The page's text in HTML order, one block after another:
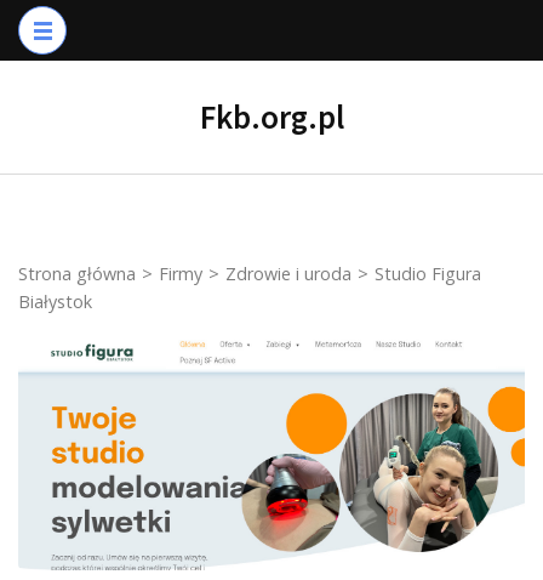
Skip
to
Fkb.org.pl
Strona główna > Firmy > Zdrowie i uroda > Studio Figura
Białystok